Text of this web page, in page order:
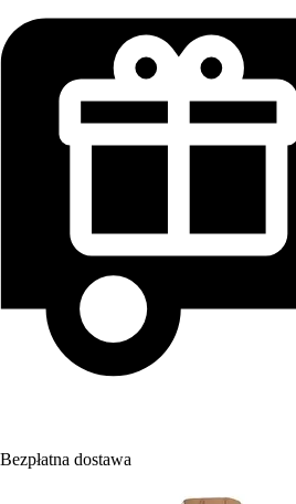
Bezpłatna dostawa